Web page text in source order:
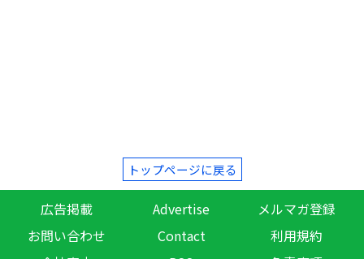
トップページに戻る
広告掲載 Advertise
メルマガ登録
お問い合わせ
Contact
利用規約